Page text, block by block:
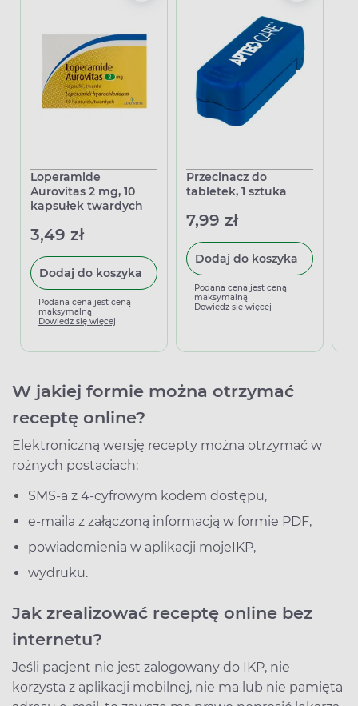
Loperamide
Aurovitas 2 mg, 10
kapsułek twardych
3,49 zł
Dodaj do koszyka
Podana cena jest ceną
maksymalną
Dowiedz się więcej
Przecinacz do
tabletek, 1 sztuka
7,99 zł
Dodaj do koszyka
Podana cena jest ceną
maksymalną
Dowiedz się więcej
W jakiej formie można otrzymać
receptę online?
Elektroniczną wersję recepty można otrzymać w
rożnych postaciach:
SMS-a z 4-cyfrowym kodem dostępu,
e-maila z załączoną informacją w formie PDF,
powiadomienia w aplikacji mojeIKP,
wydruku.
Jak zrealizować receptę online bez
internetu?
Jeśli pacjent nie jest zalogowany do IKP, nie
korzysta z aplikacji mobilnej, nie ma lub nie pamięta